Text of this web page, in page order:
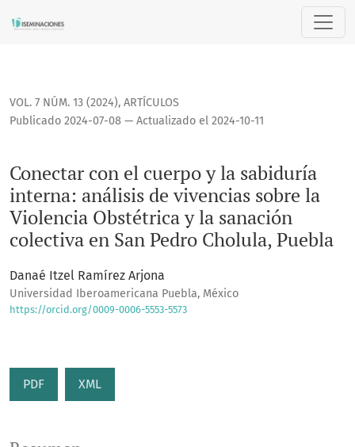
Conectar con el cuerpo y la sabiduría interna: análisis de
VOL. 7 NÚM. 13 (2024), ARTÍCULOS
Conectar con el cuerpo y la sabiduría
interna: análisis de vivencias sobre la
Violencia Obstétrica y la sanación
colectiva en San Pedro Cholula, Puebla
Publicado 2024-07-08 — Actualizado el 2024-10-11
Danaé Itzel Ramírez Arjona
Universidad Iberoamericana Puebla, México
https://orcid.org/0009-0006-5553-5573
PDF XML